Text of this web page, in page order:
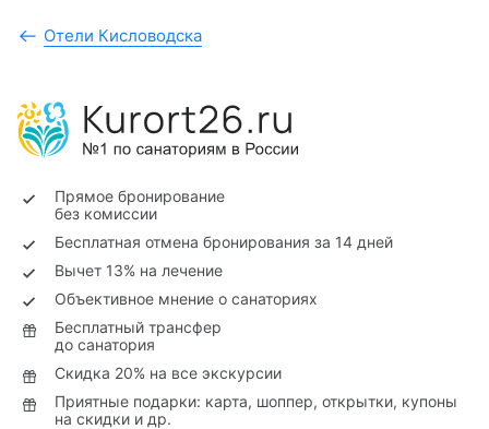
Отели Кисловодска
Прямое бронирование
без комиссии
Бесплатная отмена бронирования за 14 дней
Вычет 13% на лечение
Объективное мнение о санаториях
Бесплатный трансфер
до санатория
Скидка 20% на все экскурсии
Приятные подарки: карта, шоппер, открытки, купоны
на скидки и др.